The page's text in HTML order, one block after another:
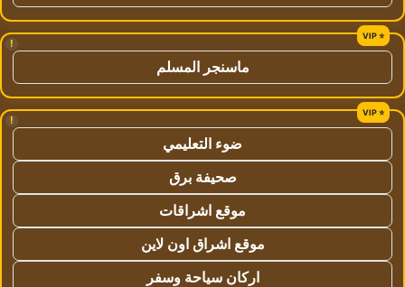
!
ماسنجر المسلم
!
ضوء التعليمي
صحيفة برق
موقع اشراقات
موقع اشراق اون لاين
اركان سياحة وسفر